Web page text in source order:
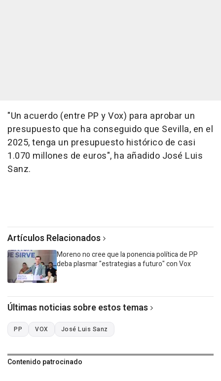
"Un acuerdo (entre PP y Vox) para aprobar un
presupuesto que ha conseguido que Sevilla, en el
2025, tenga un presupuesto histórico de casi
1.070 millones de euros", ha añadido José Luis
Sanz.
Artículos Relacionados
Moreno no cree que la ponencia política de PP
deba plasmar "estrategias a futuro" con Vox
Últimas noticias sobre estos temas
PP VOX José Luis Sanz
Contenido patrocinado